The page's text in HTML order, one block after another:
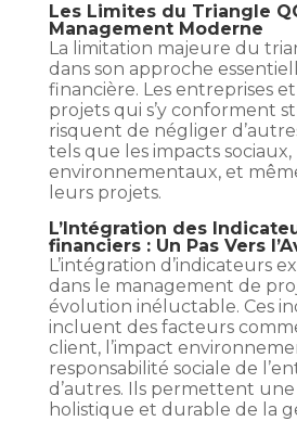
Les Limites du Triangle
Management Moderne
La limitation majeure du
dans son approche
financière. Les entreprises
projets qui s’y conforment
risquent de négliger
tels que les impacts sociaux,
environnementaux, et
leurs projets.
L’Intégration des
financiers : Un Pas Vers
L’intégration d’indicateurs
dans le management de
évolution inéluctable. Ces
incluent des facteurs
client, l’impact
responsabilité sociale de
d’autres. Ils permettent
holistique et durable de la